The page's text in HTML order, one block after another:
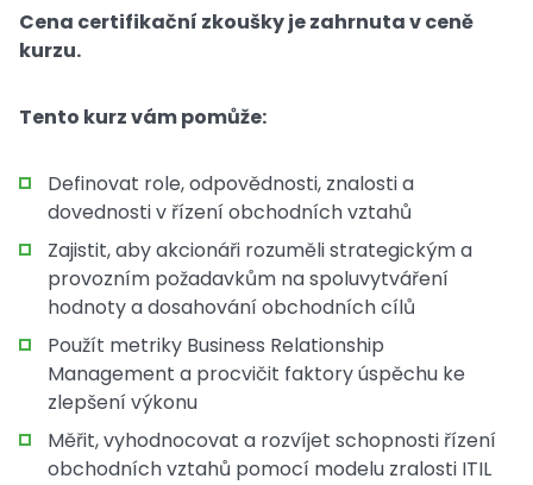
Cena certifikační zkoušky je zahrnuta v ceně
kurzu.
Tento kurz vám pomůže:
Definovat role, odpovědnosti, znalosti a
dovednosti v řízení obchodních vztahů
Zajistit, aby akcionáři rozuměli strategickým a
provozním požadavkům na spoluvytváření
hodnoty a dosahování obchodních cílů
Použít metriky Business Relationship
Management a procvičit faktory úspěchu ke
zlepšení výkonu
Měřit, vyhodnocovat a rozvíjet schopnosti řízení
obchodních vztahů pomocí modelu zralosti ITIL